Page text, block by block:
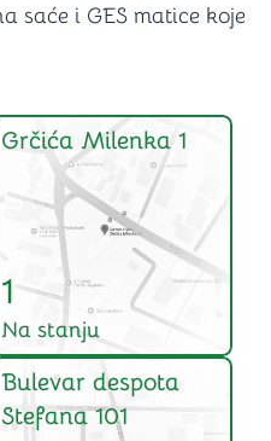
saće i GES matice koje
Grčića Milenka 1
1
Na stanju
Bulevar despota
Stefana 101